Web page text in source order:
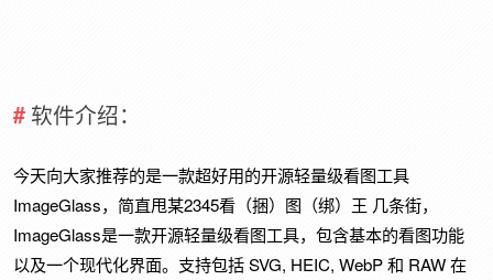
软件介绍：
今天向大家推荐的是一款超好用的开源轻量级看图工具
ImageGlass，简直甩某2345看（捆）图（绑）王 几条街，
ImageGlass是一款开源轻量级看图工具，包含基本的看图功能
以及一个现代化界面。支持包括 SVG, HEIC, WebP 和 RAW 在